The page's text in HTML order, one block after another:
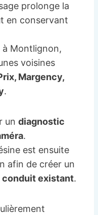
prolonge la
en conservant
Montlignon,
voisines
Margency,
.
un diagnostic
.
est ensuite
afin de créer un
conduit existant.